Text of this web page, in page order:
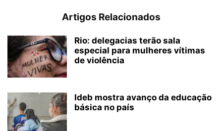
Artigos Relacionados
Rio: delegacias terão sala
especial para mulheres vítimas
de violência
Ideb mostra avanço da educação
básica no país